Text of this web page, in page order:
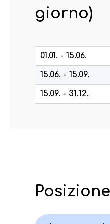
giorno)
01.01. - 15.06.
15.06. - 15.09.
15.09. - 31.12.
Posizione